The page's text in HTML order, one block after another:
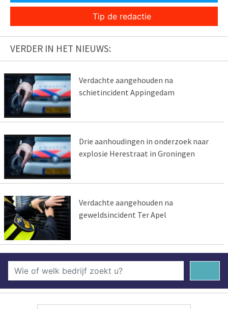
Tip de redactie
VERDER IN HET NIEUWS:
Verdachte aangehouden na
schietincident Appingedam
Drie aanhoudingen in onderzoek naar
explosie Herestraat in Groningen
Verdachte aangehouden na
geweldsincident Ter Apel